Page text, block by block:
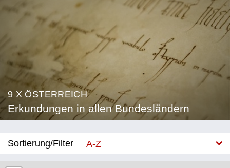
9 X ÖSTERREICH
Erkundungen in allen Bundesländern
Sortierung/Filter
A-Z